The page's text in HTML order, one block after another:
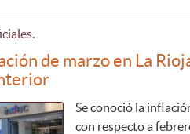
de marzo en La
Se conoció la
con respecto a